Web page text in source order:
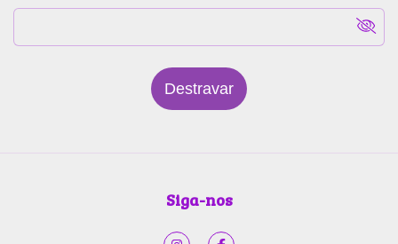
Destravar
Siga-nos